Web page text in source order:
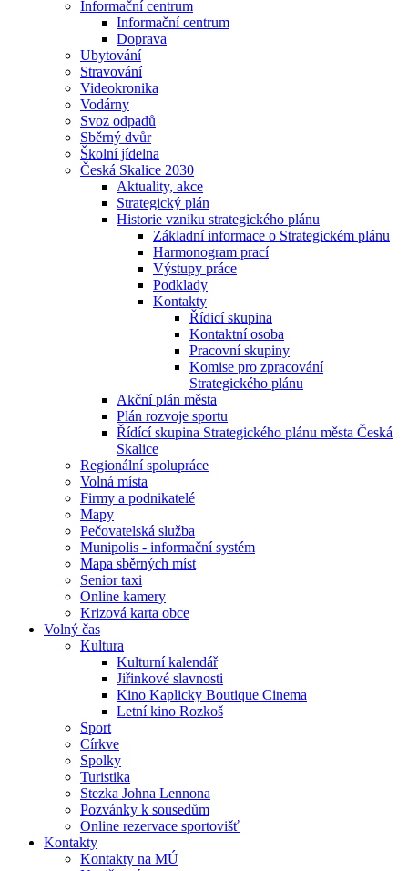
Informační centrum
Informační centrum
Doprava
Ubytování
Stravování
Videokronika
Vodárny
Svoz odpadů
Sběrný dvůr
Školní jídelna
Česká Skalice 2030
Aktuality, akce
Strategický plán
Historie vzniku strategického plánu
Základní informace o Strategickém plánu
Harmonogram prací
Výstupy práce
Podklady
Kontakty
Řídicí skupina
Kontaktní osoba
Pracovní skupiny
Komise pro zpracování
Strategického plánu
Akční plán města
Plán rozvoje sportu
Řídící skupina Strategického plánu města Česká
Skalice
Regionální spolupráce
Volná místa
Firmy a podnikatelé
Mapy
Pečovatelská služba
Munipolis - informační systém
Mapa sběrných míst
Senior taxi
Online kamery
Krizová karta obce
Volný čas
Kultura
Kulturní kalendář
Jiřinkové slavnosti
Kino Kaplicky Boutique Cinema
Letní kino Rozkoš
Sport
Církve
Spolky
Turistika
Stezka Johna Lennona
Pozvánky k sousedům
Online rezervace sportovišť
Kontakty
Kontakty na MÚ